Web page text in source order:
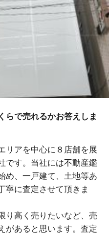
らで売れるかお答えしま
リアを中心に８店舗を展
です。当社には不動産鑑
め、一戸建て、土地等あ
寧に査定させて頂きま
り高く売りたいなど、売
があると思います。査定